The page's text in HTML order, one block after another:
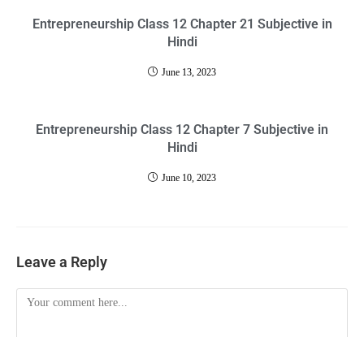
Entrepreneurship Class 12 Chapter 21 Subjective in
Hindi
June 13, 2023
Entrepreneurship Class 12 Chapter 7 Subjective in
Hindi
June 10, 2023
Leave a Reply